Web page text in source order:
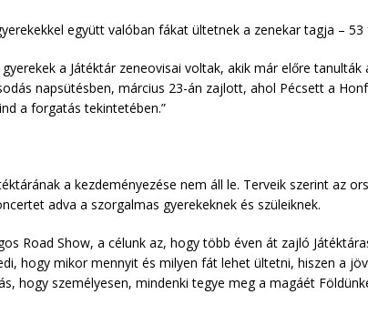
együtt valóban fákat ültetnek a zenekar tagja –
gyerekek a Játéktár zeneovisai voltak, akik már előre
napsütésben, március 23-án zajlott, ahol Pécsett a
a forgatás tekintetében.”
a kezdeményezése nem áll le. Terveik szerint az
adva a szorgalmas gyerekeknek és szüleiknek.
Road Show, a célunk az, hogy több éven át zajló
hogy mikor mennyit és milyen fát lehet ültetni, hiszen a
hogy személyesen, mindenki tegye meg a magáét